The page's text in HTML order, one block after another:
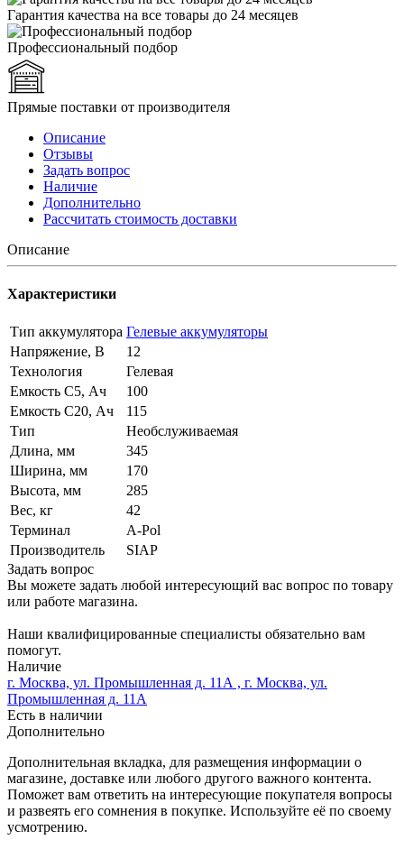
Гарантия качества на все товары до 24 месяцев
Профессиональный подбор
Прямые поставки от производителя
Описание
Отзывы
Задать вопрос
Наличие
Дополнительно
Рассчитать стоимость доставки
Описание
Характеристики
Тип аккумулятора Гелевые аккумуляторы
Напряжение, В
12
Технология
Гелевая
Емкость C5, Ач
100
Емкость C20, Ач
115
Тип
Необслуживаемая
Длина, мм
345
Ширина, мм
170
Высота, мм
285
Вес, кг
42
Терминал
A-Pol
Производитель
SIAP
Задать вопрос
Вы можете задать любой интересующий вас вопрос по товару
или работе магазина.
Наши квалифицированные специалисты обязательно вам
помогут.
Наличие
г. Москва, ул. Промышленная д. 11А , г. Москва, ул.
Промышленная д. 11А
Есть в наличии
Дополнительно
Дополнительная вкладка, для размещения информации о
магазине, доставке или любого другого важного контента.
Поможет вам ответить на интересующие покупателя вопросы
и развеять его сомнения в покупке. Используйте её по своему
усмотрению.